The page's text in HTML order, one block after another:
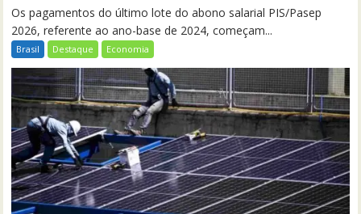
Os pagamentos do último lote do abono salarial PIS/Pasep
2026, referente ao ano-base de 2024, começam...
Brasil Destaque Economia